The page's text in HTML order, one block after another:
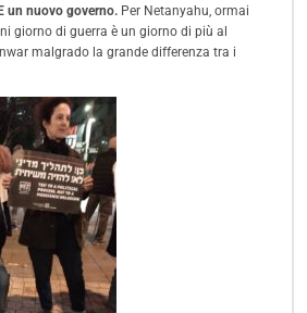
un nuovo governo. Per Netanyahu, ormai
giorno di guerra è un giorno di più al
malgrado la grande differenza tra i